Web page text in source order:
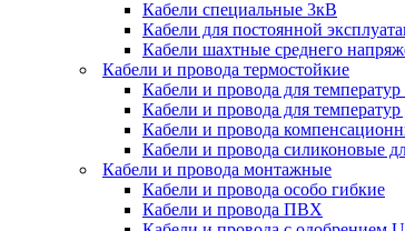
Кабели специальные 3кВ
Кабели для постоянной
Кабели шахтные среднего
Кабели и провода термостойкие
Кабели и провода для
Кабели и провода для
Кабели и провода
Кабели и провода силиконовые
Кабели и провода монтажные
Кабели и провода особо гибкие
Кабели и провода ПВХ